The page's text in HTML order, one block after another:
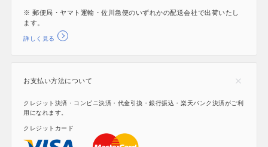
※ 郵便局・ヤマト運輸・佐川急便のいずれかの配送会社で出荷いたし
ます。
詳しく見る
お支払い方法について
クレジット決済・コンビニ決済・代金引換・銀行振込・楽天バンク決済がご利
用になれます。
クレジットカード